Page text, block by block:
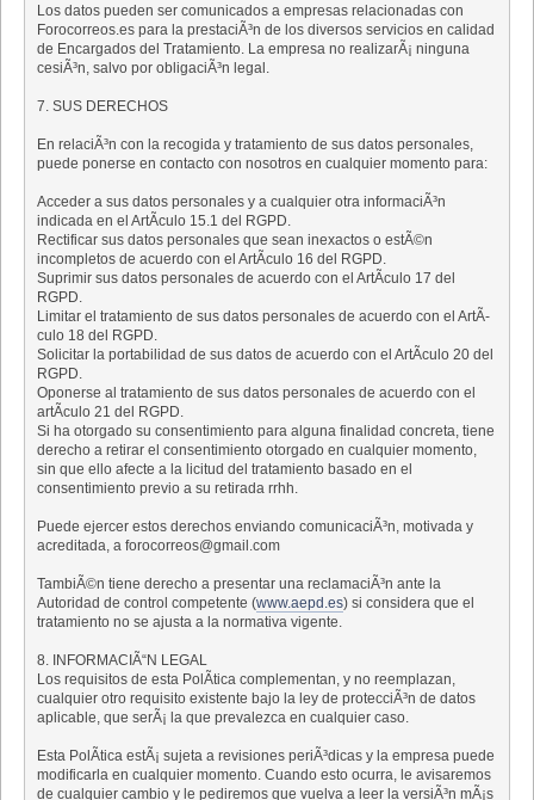
Los datos pueden ser comunicados a empresas relacionadas con
Forocorreos.es para la prestaciÃ³n de los diversos servicios en calidad
de Encargados del Tratamiento. La empresa no realizarÃ¡ ninguna
cesiÃ³n, salvo por obligaciÃ³n legal.
7. SUS DERECHOS
En relaciÃ³n con la recogida y tratamiento de sus datos personales,
puede ponerse en contacto con nosotros en cualquier momento para:
Acceder a sus datos personales y a cualquier otra informaciÃ³n
indicada en el ArtÃ­culo 15.1 del RGPD.
Rectificar sus datos personales que sean inexactos o estÃ©n
incompletos de acuerdo con el ArtÃ­culo 16 del RGPD.
Suprimir sus datos personales de acuerdo con el ArtÃ­culo 17 del
RGPD.
Limitar el tratamiento de sus datos personales de acuerdo con el ArtÃ­
culo 18 del RGPD.
Solicitar la portabilidad de sus datos de acuerdo con el ArtÃ­culo 20 del
RGPD.
Oponerse al tratamiento de sus datos personales de acuerdo con el
artÃ­culo 21 del RGPD.
Si ha otorgado su consentimiento para alguna finalidad concreta, tiene
derecho a retirar el consentimiento otorgado en cualquier momento,
sin que ello afecte a la licitud del tratamiento basado en el
consentimiento previo a su retirada rrhh.
Puede ejercer estos derechos enviando comunicaciÃ³n, motivada y
acreditada, a forocorreos@gmail.com
TambiÃ©n tiene derecho a presentar una reclamaciÃ³n ante la
Autoridad de control competente (www.aepd.es) si considera que el
tratamiento no se ajusta a la normativa vigente.
8. INFORMACIÃ“N LEGAL
Los requisitos de esta PolÃ­tica complementan, y no reemplazan,
cualquier otro requisito existente bajo la ley de protecciÃ³n de datos
aplicable, que serÃ¡ la que prevalezca en cualquier caso.
Esta PolÃ­tica estÃ¡ sujeta a revisiones periÃ³dicas y la empresa puede
modificarla en cualquier momento. Cuando esto ocurra, le avisaremos
de cualquier cambio y le pediremos que vuelva a leer la versiÃ³n mÃ¡s